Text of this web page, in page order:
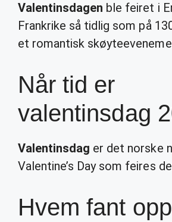
Valentinsdagen ble feiret i
Frankrike så tidlig som på
et romantisk
Når tid er
valentinsdag
Valentinsdag er det norske
Valentine’s Day som feires
Hvem fant opp